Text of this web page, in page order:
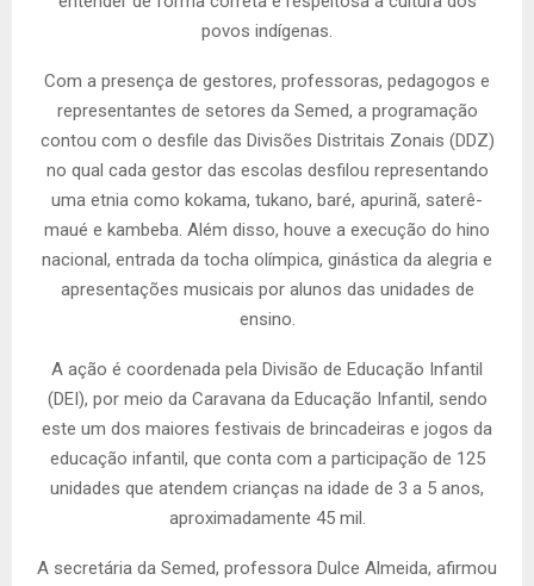
povos indígenas.
Com a presença de gestores, professoras, pedagogos e
representantes de setores da Semed, a programação
contou com o desfile das Divisões Distritais Zonais (DDZ)
no qual cada gestor das escolas desfilou representando
uma etnia como kokama, tukano, baré, apurinã, saterê-
maué e kambeba. Além disso, houve a execução do hino
nacional, entrada da tocha olímpica, ginástica da alegria e
apresentações musicais por alunos das unidades de
ensino.
A ação é coordenada pela Divisão de Educação Infantil
(DEI), por meio da Caravana da Educação Infantil, sendo
este um dos maiores festivais de brincadeiras e jogos da
educação infantil, que conta com a participação de 125
unidades que atendem crianças na idade de 3 a 5 anos,
aproximadamente 45 mil.
A secretária da Semed, professora Dulce Almeida, afirmou